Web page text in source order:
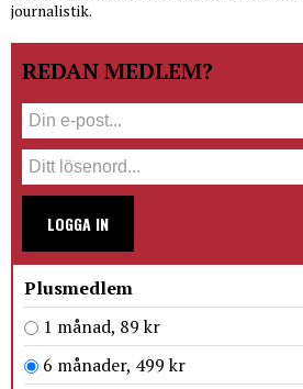
journalistik.
REDAN MEDLEM?
LOGGA IN
Plusmedlem
1 månad, 89 kr
6 månader, 499 kr